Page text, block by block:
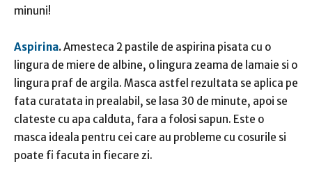
minuni!
Aspirina.Amesteca 2 pastile de aspirina pisata cu o
lingura de miere de albine, o lingura zeama de lamaie si o
lingura praf de argila. Masca astfel rezultata se aplica pe
fata curatata in prealabil, se lasa 30 de minute, apoi se
clateste cu apa calduta, fara a folosi sapun. Este o
masca ideala pentru cei care au probleme cu cosurile si
poate fi facuta in fiecare zi.